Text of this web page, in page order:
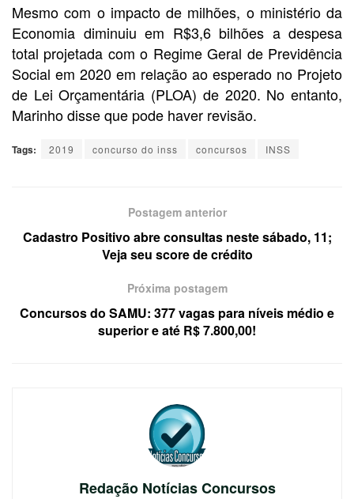
Mesmo com o impacto de milhões, o ministério da
Economia diminuiu em R$3,6 bilhões a despesa
total projetada com o Regime Geral de Previdência
Social em 2020 em relação ao esperado no Projeto
de Lei Orçamentária (PLOA) de 2020. No entanto,
Marinho disse que pode haver revisão.
Tags: 2019 concurso do inss concursos INSS
Postagem anterior
Cadastro Positivo abre consultas neste sábado, 11;
Veja seu score de crédito
Próxima postagem
Concursos do SAMU: 377 vagas para níveis médio e
superior e até R$ 7.800,00!
Redação Notícias Concursos